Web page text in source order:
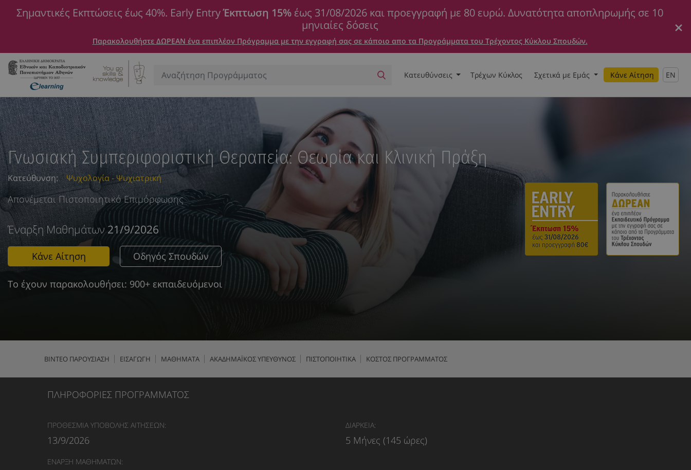
Σημαντικές Εκπτώσεις έως 40%. Early EntryΈκπτωση 15% έως 31/08/2026 και προεγγραφή με 80 ευρώ. Δυνατότητα αποπληρωμής σε 10
μηνιαίες δόσεις
Παρακολουθήστε ΔΩΡΕΑΝ ένα επιπλέον Πρόγραμμα με την εγγραφή σας σε κάποιο απο τα Προγράμματα του Τρέχοντος Κύκλου Σπουδών.
Αναζήτηση:
Κατευθύνσεις Τρέχων Κύκλος Σχετικά με Εμάς Κάνε Αίτηση EN
Γνωσιακή Συμπεριφοριστική Θεραπεία: Θεωρία και Κλινική Πράξη
Κατεύθυνση: Ψυχολογία - Ψυχιατρική
Απονέμεται Πιστοποιητικό Επιμόρφωσης
Έναρξη Μαθημάτων 21/9/2026
Κάνε Αίτηση Οδηγός Σπουδών
Το έχουν παρακολουθήσει: 900+ εκπαιδευόμενοι
ΒΙΝΤΕΟ ΠΑΡΟΥΣΙΑΣΗ ΕΙΣΑΓΩΓΗ ΜΑΘΗΜΑΤΑ ΑΚΑΔΗΜΑΪΚΟΣ ΥΠΕΥΘΥΝΟΣ ΠΙΣΤΟΠΟΙΗΤΙΚΑ ΚΟΣΤΟΣ ΠΡΟΓΡΑΜΜΑΤΟΣ
ΠΛΗΡΟΦΟΡΙΕΣ ΠΡΟΓΡΑΜΜΑΤΟΣ
ΠΡΟΘΕΣΜΙΑ ΥΠΟΒΟΛΗΣ ΑΙΤΗΣΕΩΝ:
13/9/2026
ΕΝΑΡΞΗ ΜΑΘΗΜΑΤΩΝ:
ΔΙΑΡΚΕΙΑ:
5 Μήνες (145 ώρες)